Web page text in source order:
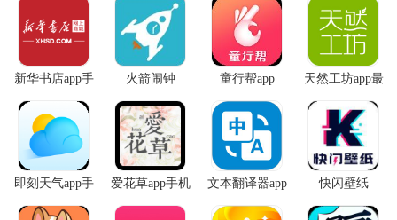
新华书店app手
火箭闹钟 童行帮app
天然工坊app最
即刻天气app手
机版
爱花草app手机
版
文本翻译器app 快闪壁纸